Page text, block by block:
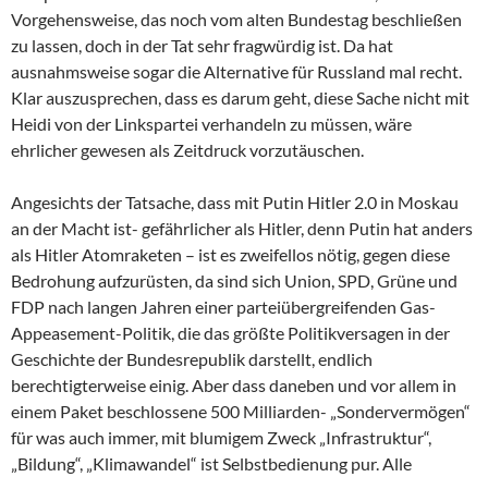
Vorgehensweise, das noch vom alten Bundestag beschließen
zu lassen, doch in der Tat sehr fragwürdig ist. Da hat
ausnahmsweise sogar die Alternative für Russland mal recht.
Klar auszusprechen, dass es darum geht, diese Sache nicht mit
Heidi von der Linkspartei verhandeln zu müssen, wäre
ehrlicher gewesen als Zeitdruck vorzutäuschen.
Angesichts der Tatsache, dass mit Putin Hitler 2.0 in Moskau
an der Macht ist- gefährlicher als Hitler, denn Putin hat anders
als Hitler Atomraketen – ist es zweifellos nötig, gegen diese
Bedrohung aufzurüsten, da sind sich Union, SPD, Grüne und
FDP nach langen Jahren einer parteiübergreifenden Gas-
Appeasement-Politik, die das größte Politikversagen in der
Geschichte der Bundesrepublik darstellt, endlich
berechtigterweise einig. Aber dass daneben und vor allem in
einem Paket beschlossene 500 Milliarden- „Sondervermögen“
für was auch immer, mit blumigem Zweck „Infrastruktur“,
„Bildung“, „Klimawandel“ ist Selbstbedienung pur. Alle